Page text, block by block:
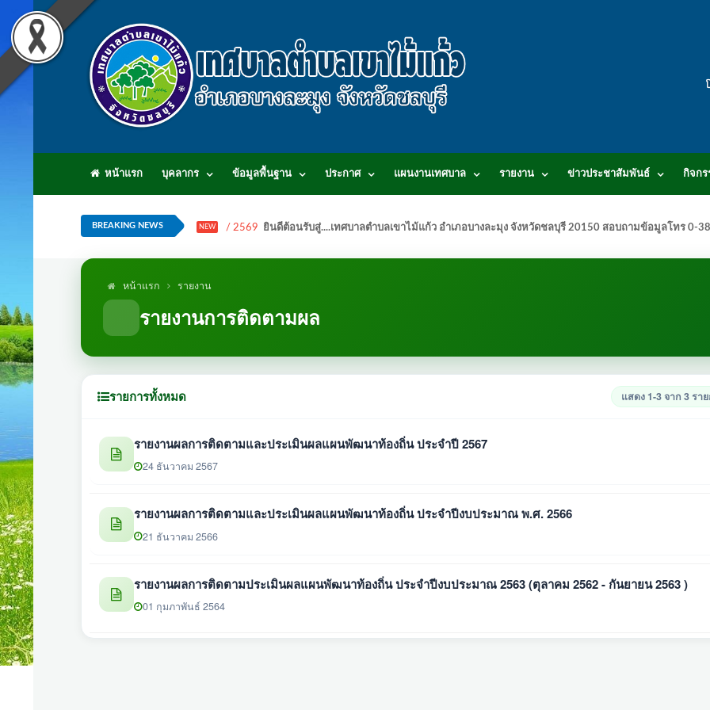
หน้าแรก บุคลากร ข้อมูลพื้นฐาน ประกาศ แผนงานเทศบาล รายงาน ข่าวประชาสัมพันธ์ กิจกร
BREAKING NEWS NEW / 2569 ยินดีต้อนรับสู่....เทศบาลตำบลเขาไม้แก้ว อำเภอบางละมุง จังหวัดชลบุรี 20150 สอบถามข้อมูลโทร 0-
หน้าแรก รายงาน
รายงานการติดตามผล
รายการทั้งหมด แสดง 1-3 จาก 3 รา
รายงานผลการติดตามและประเมินผลแผนพัฒนาท้องถิ่น ประจำปี 2567
24 ธันวาคม 2567
รายงานผลการติดตามและประเมินผลแผนพัฒนาท้องถิ่น ประจำปีงบประมาณ พ.ศ. 2566
21 ธันวาคม 2566
รายงานผลการติดตามประเมินผลแผนพัฒนาท้องถิ่น ประจำปีงบประมาณ 2563 (ตุลาคม 2562 - กันยายน 2563 )
01 กุมภาพันธ์ 2564